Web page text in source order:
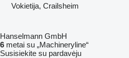
Vokietija, Crailsheim
Hanselmann GmbH
6 metai su „Machineryline“
Susisiekite su pardavėju